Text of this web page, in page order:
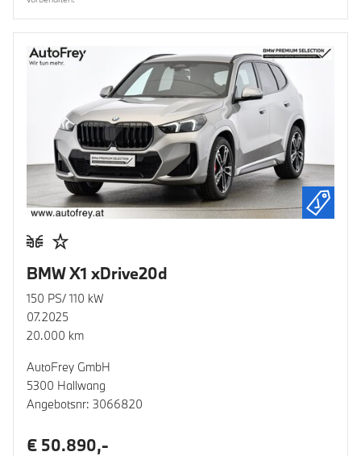
BMW X1 xDrive20d
150 PS/ 110 kW
07.2025
20.000 km
AutoFrey GmbH
5300 Hallwang
Angebotsnr: 3066820
€ 50.890,-